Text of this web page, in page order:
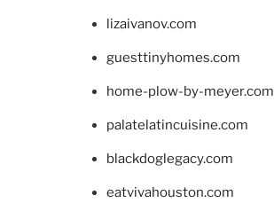
lizaivanov.com
guesttinyhomes.com
home-plow-by-meyer.com
palatelatincuisine.com
blackdoglegacy.com
eatvivahouston.com